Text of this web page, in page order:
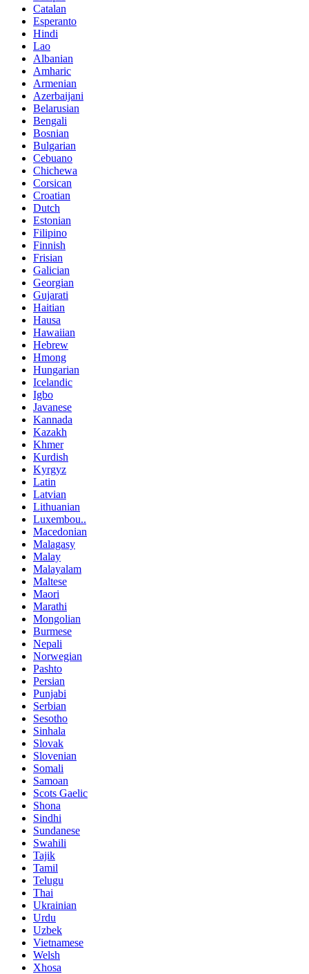
Catalan
Esperanto
Hindi
Lao
Albanian
Amharic
Armenian
Azerbaijani
Belarusian
Bengali
Bosnian
Bulgarian
Cebuano
Chichewa
Corsican
Croatian
Dutch
Estonian
Filipino
Finnish
Frisian
Galician
Georgian
Gujarati
Haitian
Hausa
Hawaiian
Hebrew
Hmong
Hungarian
Icelandic
Igbo
Javanese
Kannada
Kazakh
Khmer
Kurdish
Kyrgyz
Latin
Latvian
Lithuanian
Luxembou..
Macedonian
Malagasy
Malay
Malayalam
Maltese
Maori
Marathi
Mongolian
Burmese
Nepali
Norwegian
Pashto
Persian
Punjabi
Serbian
Sesotho
Sinhala
Slovak
Slovenian
Somali
Samoan
Scots Gaelic
Shona
Sindhi
Sundanese
Swahili
Tajik
Tamil
Telugu
Thai
Ukrainian
Urdu
Uzbek
Vietnamese
Welsh
Xhosa